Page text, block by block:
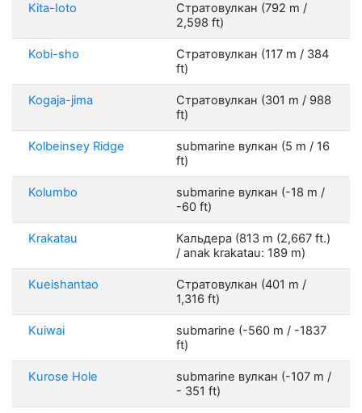
Kita-Ioto
Стратовулкан (792 m /
2,598 ft)
Kobi-sho
Стратовулкан (117 m / 384
ft)
Kogaja-jima
Стратовулкан (301 m / 988
ft)
Kolbeinsey Ridge
submarine вулкан (5 m / 16
ft)
Kolumbo
submarine вулкан (-18 m /
-60 ft)
Krakatau
Кальдера (813 m (2,667 ft.)
/ anak krakatau: 189 m)
Kueishantao
Стратовулкан (401 m /
1,316 ft)
Kuiwai
submarine (-560 m / -1837
ft)
Kurose Hole
submarine вулкан (-107 m /
- 351 ft)